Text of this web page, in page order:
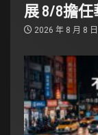
展 8/8擔
2026 年 8 月 8 日